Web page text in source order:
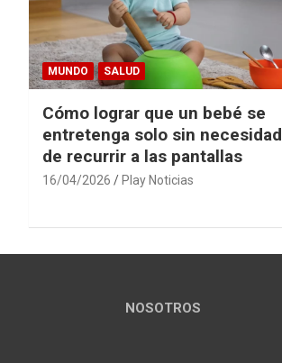
MUNDO SALUD
Cómo lograr que un bebé se
entretenga solo sin necesidad
de recurrir a las pantallas
16/04/2026 Play Noticias
NOSOTROS